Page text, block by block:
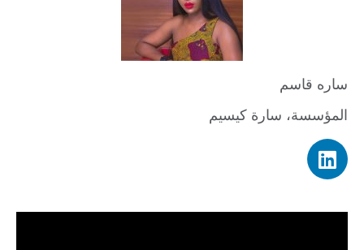
ساره قاسم
المؤسسة، سارة كيسيم